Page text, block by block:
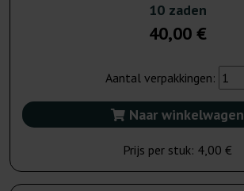
10 zaden
40,00 €
Aantal verpakkingen:
Naar winkelwagen
Prijs per stuk: 4,00 €